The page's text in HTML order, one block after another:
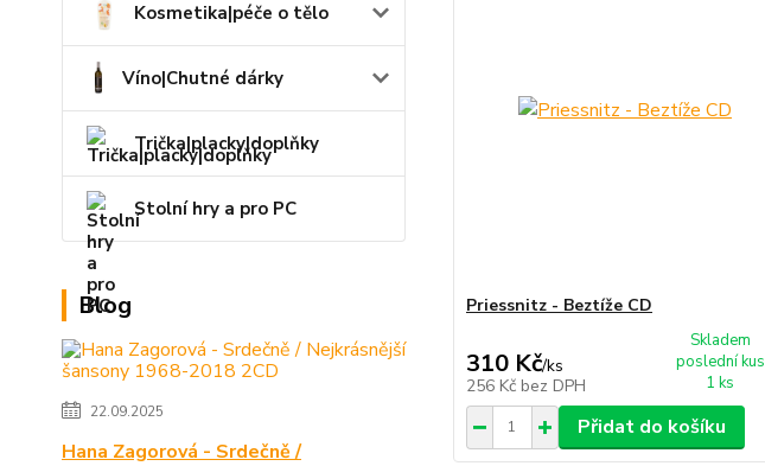
Kosmetika|péče o tělo
Víno|Chutné dárky
Trička|placky|doplňky
Stolní hry a pro PC
Blog
22.09.2025
Hana Zagorová - Srdečně /
Priessnitz - Beztíže CD
310 Kč/ks
256 Kč bez DPH
Skladem
poslední kus
1 ks
Přidat do košíku